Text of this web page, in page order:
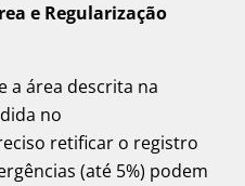
e Regularização
a área descrita na
no
retificar o registro
(até 5%) podem